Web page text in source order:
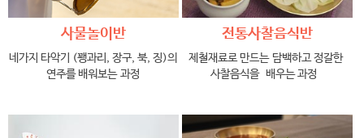
사물놀이반
네가지 타악기 (꽹과리, 장구, 북, 징)의
연주를 배워보는 과정
전통사찰음식반
제철재료로 만드는 담백하고 정갈한
사찰음식을 배우는 과정